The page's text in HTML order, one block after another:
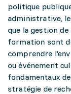
politique
administrative,
que la gestion
formation sont
comprendre
ou événement
fondamentaux
stratégie de